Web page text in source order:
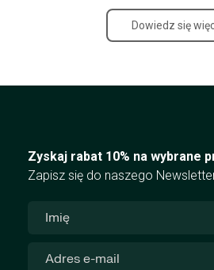
Dowiedz się
Zyskaj rabat 10% na wybrane
Zapisz się do naszego